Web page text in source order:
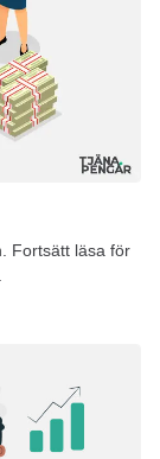
Fortsätt läsa för